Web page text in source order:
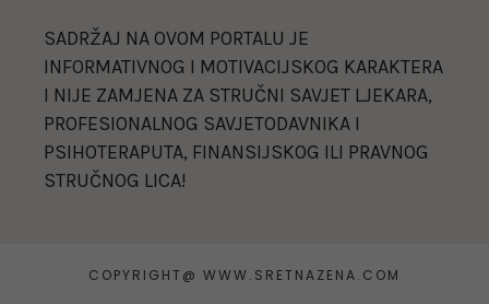
SADRŽAJ NA OVOM PORTALU JE
INFORMATIVNOG I MOTIVACIJSKOG KARAKTERA
I NIJE ZAMJENA ZA STRUČNI SAVJET LJEKARA,
PROFESIONALNOG SAVJETODAVNIKA I
PSIHOTERAPUTA, FINANSIJSKOG ILI PRAVNOG
STRUČNOG LICA!
COPYRIGHT@ WWW.SRETNAZENA.COM